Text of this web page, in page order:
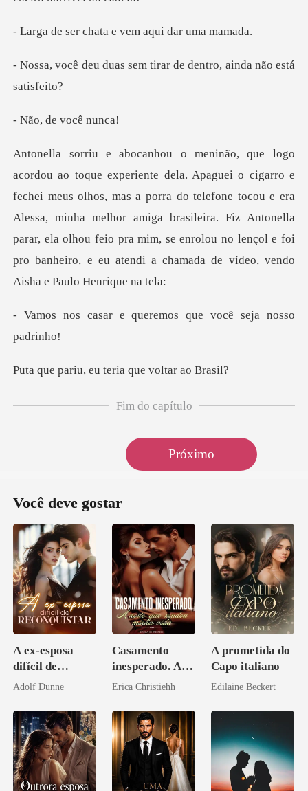
hata e vem aqui
sem tirar de dentro, ai
de você
hos, mas a porra do telefone tocou e era
Alessa, minha melhor amiga brasileira. Fiz Antonella
parar, ela olhou feio p
queremos que você
eu teria que v
Fim do capítulo
Próximo
Você deve gostar
A ex-esposa
difícil de
reconquistar
Adolf Dunne
Casamento
inesperado. A
noite que mudou
Érica Christiehh
A prometida do
Capo italiano
Edilaine Beckert